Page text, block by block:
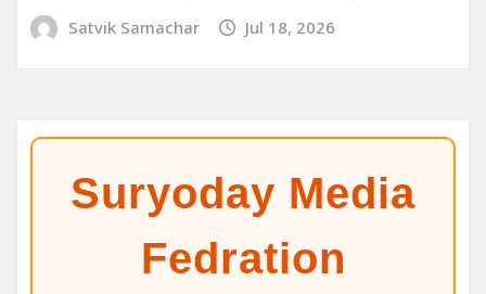
Satvik Samachar Jul 18, 2026
Suryoday Media
Fedration